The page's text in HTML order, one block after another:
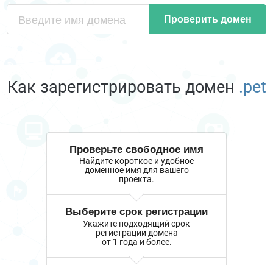
Проверить домен
Как зарегистрировать домен .pet
Проверьте свободное имя
Найдите короткое и удобное
доменное имя для вашего
проекта.
Выберите срок регистрации
Укажите подходящий срок
регистрации домена
от 1 года и более.